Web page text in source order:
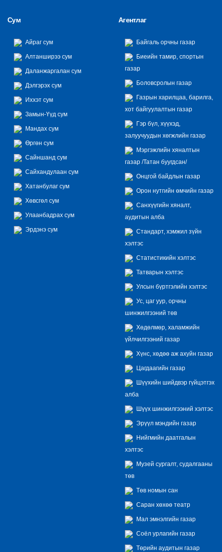
Сум
Айраг сум
Алтанширээ сум
Даланжаргалан сум
Дэлгэрэх сум
Иххэт сум
Замын-Үүд сум
Мандах сум
Өргөн сум
Сайншанд сум
Сайхандулаан сум
Хатанбулаг сум
Хөвсгөл сум
Улаанбадрах сум
Эрдэнэ сум
Агентлаг
Байгаль орчны газар
Биеийн тамир, спортын
газар
Боловсролын газар
Газрын харилцаа, барилга,
хот байгуулалтын газар
Гэр бүл, хүүхэд,
залуучуудын хөгжлийн газар
Мэргэжлийн хяналтын
газар /Татан буугдсан/
Онцгой байдлын газар
Орон нутгийн өмчийн газар
Санхүүгийн хяналт,
аудитын алба
Стандарт, хэмжил зүйн
хэлтэс
Статистикийн хэлтэс
Татварын хэлтэс
Улсын бүртгэлийн хэлтэс
Ус, цаг уур, орчны
шинжилгээний төв
Хөдөлмөр, халамжийн
үйлчилгээний газар
Хүнс, хөдөө аж ахуйн газар
Цагдаагийн газар
Шүүхийн шийдвэр гүйцэтгэх
алба
Шүүх шинжилгээний хэлтэс
Эрүүл мэндийн газар
Нийгмийн даатгалын
хэлтэс
Музей сургалт, судалгааны
төв
Төв номын сан
Саран хөхөө театр
Мал эмнэлгийн газар
Соёл урлагийн газар
Төрийн аудитын газар